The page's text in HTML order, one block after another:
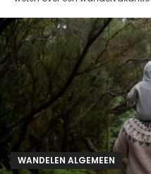
WANDELEN ALGEMEEN